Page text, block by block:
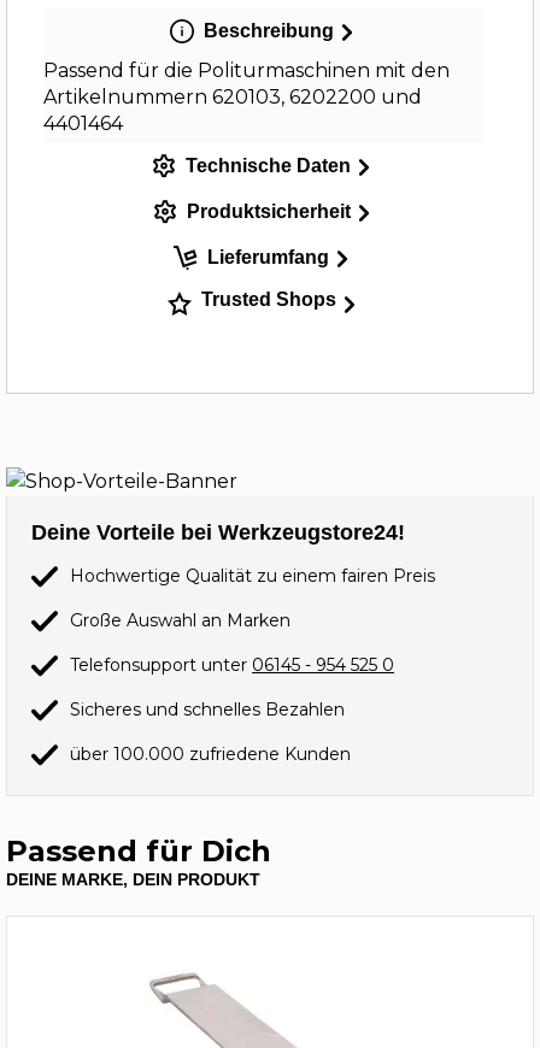
Beschreibung
Passend für die Politurmaschinen mit den
Artikelnummern 620103, 6202200 und
4401464
Technische Daten
Produktsicherheit
Lieferumfang
Trusted Shops
Deine Vorteile bei Werkzeugstore24!
Hochwertige Qualität zu einem fairen Preis
Große Auswahl an Marken
Telefonsupport unter 06145 - 954 525 0
Sicheres und schnelles Bezahlen
über 100.000 zufriedene Kunden
Passend für Dich
DEINE MARKE, DEIN PRODUKT